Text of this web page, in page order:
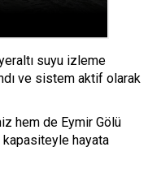
suyu izleme
ve sistem aktif olarak
hem de Eymir Gölü
hayata